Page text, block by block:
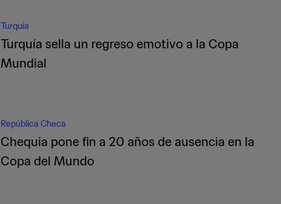
Turquía
Turquía sella un regreso emotivo a la Copa
Mundial
República Checa
Chequia pone fin a 20 años de ausencia en la
Copa del Mundo